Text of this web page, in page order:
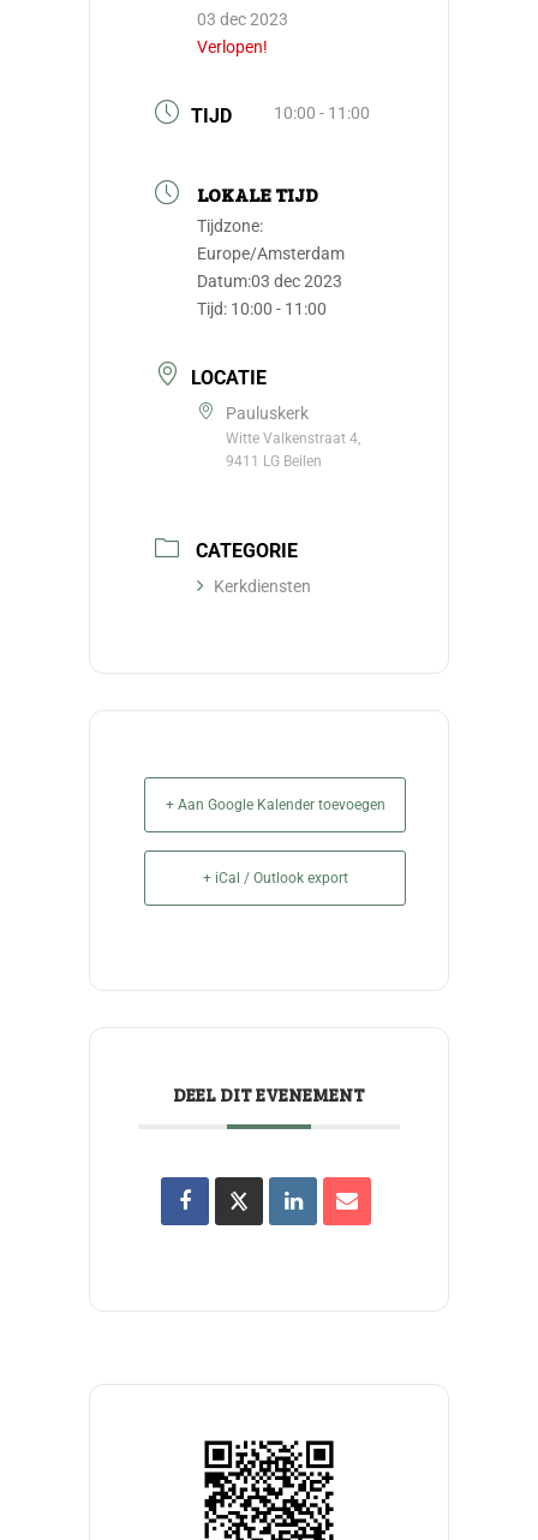
03 dec 2023
Verlopen!
TIJD 10:00 - 11:00
LOKALE TIJD
Tijdzone:
Europe/Amsterdam
Datum:03 dec 2023
Tijd: 10:00 - 11:00
LOCATIE
Pauluskerk
Witte Valkenstraat 4,
9411 LG Beilen
CATEGORIE
Kerkdiensten
+ Aan Google Kalender toevoegen
+ iCal / Outlook export
DEEL DIT EVENEMENT